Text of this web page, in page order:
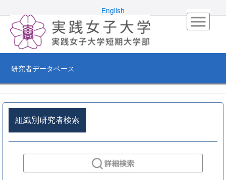
English
研究者データベース
組織別研究者検索